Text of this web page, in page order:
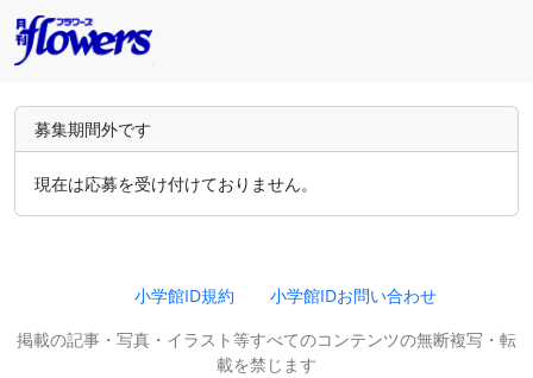
募集期間外です
現在は応募を受け付けておりません。
小学館ID規約
小学館IDお問い合わせ
掲載の記事・写真・イラスト等すべてのコンテンツの無断複写・転
載を禁じます